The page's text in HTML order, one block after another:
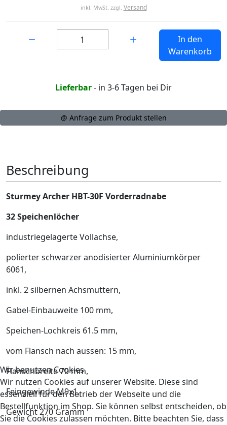
inkl. MwSt. zzgl. Versand
In den
Warenkorb
Lieferbar- in 3-6 Tagen bei Dir
@ Anfrage zum Produkt stellen
Beschreibung
Sturmey Archer HBT-30F Vorderradnabe
32 Speichenlöcher
industriegelagerte Vollachse,
polierter schwarzer anodisierter Aluminiumkörper
6061,
inkl. 2 silbernen Achsmuttern,
Gabel-Einbauweite 100 mm,
Speichen-Lochkreis 61.5 mm,
vom Flansch nach aussen: 15 mm,
Flanschbreite 70 mm,
Feingewinde M9x1,
Gewicht 270 Gramm
Wir benutzen Cookies
Wir nutzen Cookies auf unserer Website. Diese sind
essenziell für den Betrieb der Webseite und die
Bestellfunktion im Shop. Sie können selbst entscheiden, ob
Sie die Cookies zulassen möchten. Bitte beachten Sie, dass